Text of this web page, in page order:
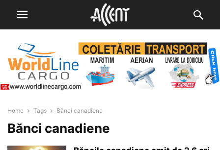
Home Tags Bănci canadiene
Bănci canadiene